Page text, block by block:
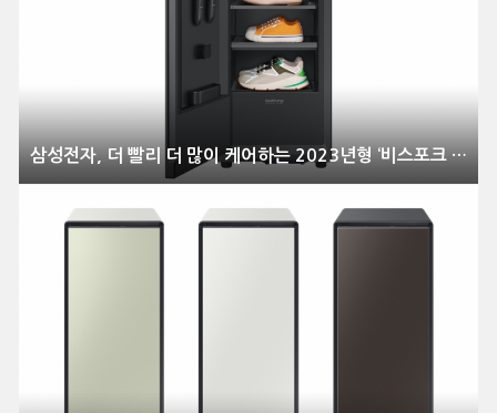
삼성전자, 더 빨리 더 많이 케어하는 2023년형 ‘비스포크 슈드레서’ 출시